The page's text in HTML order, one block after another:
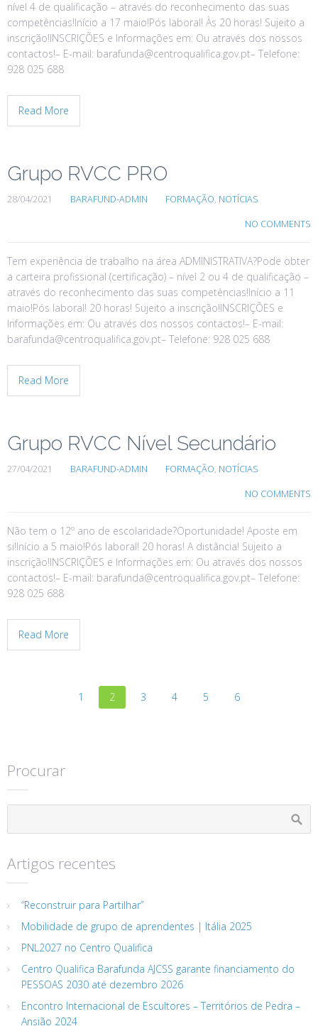
nível 4 de qualificação – através do reconhecimento das suas
competências!Início a 17 maio!Pós laboral! Às 20 horas! Sujeito a
inscrição!INSCRIÇÕES e Informações em: Ou através dos nossos
contactos!– E-mail: barafunda@centroqualifica.gov.pt– Telefone:
928 025 688
Read More
Grupo RVCC PRO
28/04/2021 BARAFUND-ADMIN FORMAÇÃO, NOTÍCIAS
NO COMMENTS
Tem experiência de trabalho na área ADMINISTRATIVA?Pode obter
a carteira profissional (certificação) – nível 2 ou 4 de qualificação –
através do reconhecimento das suas competências!Início a 11
maio!Pós laboral! 20 horas! Sujeito a inscrição!INSCRIÇÕES e
Informações em: Ou através dos nossos contactos!– E-mail:
barafunda@centroqualifica.gov.pt– Telefone: 928 025 688
Read More
Grupo RVCC Nível Secundário
27/04/2021 BARAFUND-ADMIN FORMAÇÃO, NOTÍCIAS
NO COMMENTS
Não tem o 12º ano de escolaridade?Oportunidade! Aposte em
si!Início a 5 maio!Pós laboral! 20 horas! A distância! Sujeito a
inscrição!INSCRIÇÕES e Informações em: Ou através dos nossos
contactos!– E-mail: barafunda@centroqualifica.gov.pt– Telefone:
928 025 688
Read More
1 2 3 4 5 6
Procurar
Artigos recentes
“Reconstruir para Partilhar”
Mobilidade de grupo de aprendentes | Itália 2025
PNL2027 no Centro Qualifica
Centro Qualifica Barafunda AJCSS garante financiamento do
PESSOAS 2030 até dezembro 2026
Encontro Internacional de Escultores – Territórios de Pedra –
Ansião 2024